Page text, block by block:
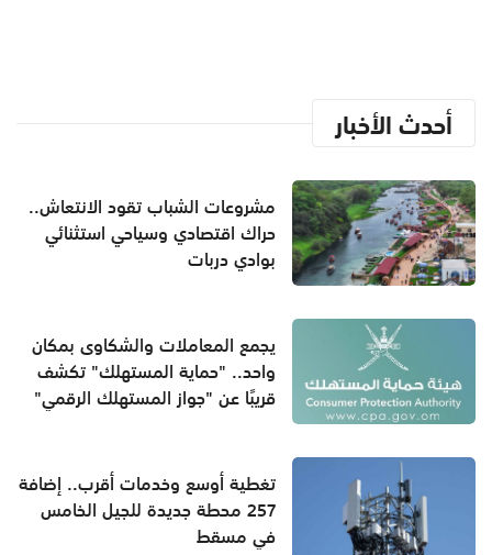
أحدث الأخبار
مشروعات الشباب تقود الانتعاش..
حراك اقتصادي وسياحي استثنائي
بوادي دربات
يجمع المعاملات والشكاوى بمكان
واحد.. "حماية المستهلك" تكشف
قريبًا عن "جواز المستهلك الرقمي"
تغطية أوسع وخدمات أقرب.. إضافة
257 محطة جديدة للجيل الخامس
في مسقط